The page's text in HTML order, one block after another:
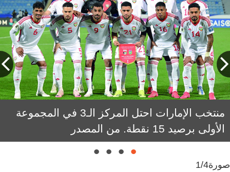
منتخب الإمارات احتل المركز الـ3 في المجموعة
الأولى برصيد 15 نقطة. من المصدر
فابيو ليما. من المصدر
أكرم عفيف. من المصدر
عصام الصبحي. من المصدر
صورة1/4